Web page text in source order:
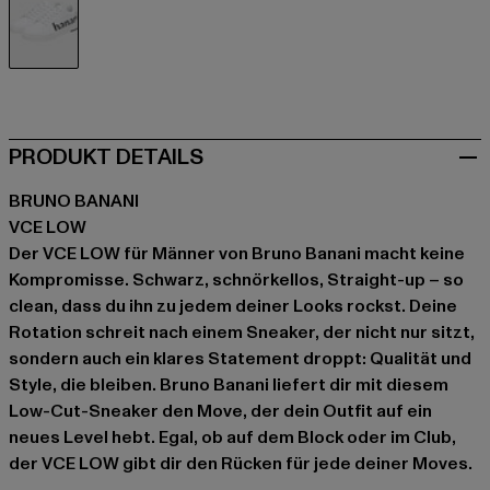
PRODUKT DETAILS
BRUNO BANANI
VCE LOW
Der VCE LOW für Männer von Bruno Banani macht keine
Kompromisse. Schwarz, schnörkellos, Straight-up – so
clean, dass du ihn zu jedem deiner Looks rockst. Deine
Rotation schreit nach einem Sneaker, der nicht nur sitzt,
sondern auch ein klares Statement droppt: Qualität und
Style, die bleiben. Bruno Banani liefert dir mit diesem
Low-Cut-Sneaker den Move, der dein Outfit auf ein
neues Level hebt. Egal, ob auf dem Block oder im Club,
der VCE LOW gibt dir den Rücken für jede deiner Moves.